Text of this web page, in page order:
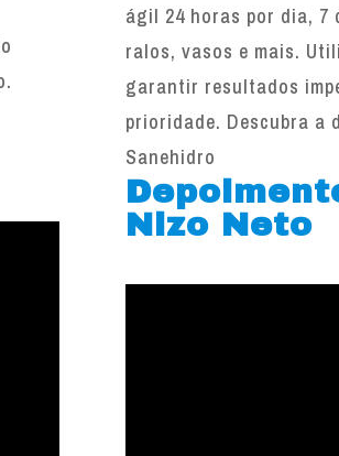
ágil 24 horas por dia, 7
ralos, vasos e mais.
garantir resultados
prioridade. Descubra a
Sanehidro
Nizo Neto